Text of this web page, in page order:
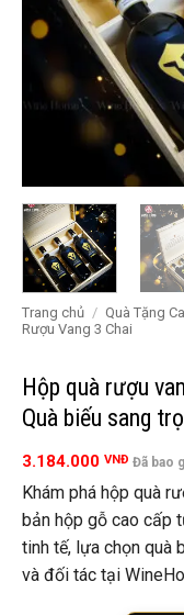
Trang chủ / Quà Tặng
Rượu Vang 3 Chai
Hộp quà rượu
Quà biếu sang
3.184.000 VNĐ Đã bao
Khám phá hộp quà
bản hộp gỗ cao cấp
tinh tế, lựa chọn quà
và đối tác tại